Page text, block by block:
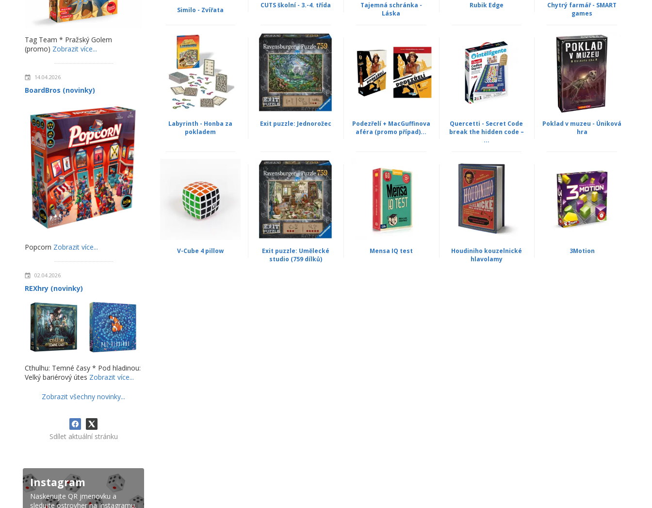
Tag Team * Pražský Golem
(promo) Zobrazit více...
14.04.2026
BoardBros (novinky)
Popcorn Zobrazit více...
02.04.2026
REXhry (novinky)
Cthulhu: Temné časy * Pod hladinou:
Velký bariérový útes Zobrazit více...
Zobrazit všechny novinky...
Sdílet aktuální stránku
Instagram
Naskenujte QR jmenovku a
sledujte ostrovher na Instagramu.
Similo - Zvířata
CUTS školní - 3.-4. třída
Tajemná schránka -
Láska
Rubik Edge
Chytrý farmář - SMART
games
Labyrinth - Honba za
pokladem
Exit puzzle: Jednorožec
Podezřelí + MacGuffinova
aféra (promo případ)...
Quercetti - Secret Code
break the hidden code –
...
Poklad v muzeu - Úniková
hra
V-Cube 4 pillow
Exit puzzle: Umělecké
studio (759 dílků)
Mensa IQ test
Houdiniho kouzelnické
hlavolamy
3Motion